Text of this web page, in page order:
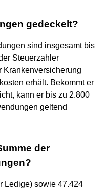
gedeckelt?
sind insgesamt bis
Steuerzahler
Krankenversicherung
erhält. Bekommt er
kann er bis zu 2.800
geltend
der
Ledige) sowie 47.424